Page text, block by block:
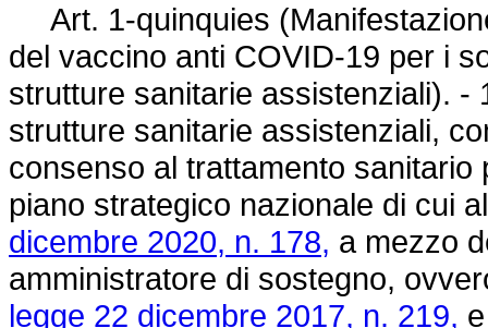
Art. 1-quinquies
del vaccino anti COVID-19 per i
strutture sanitarie assistenziali).
strutture sanitarie assistenziali,
consenso al trattamento
piano strategico nazionale di cui
dicembre 2020, n. 178, a mezzo
amministratore di sostegno,
legge 22 dicembre 2017, n. 219,